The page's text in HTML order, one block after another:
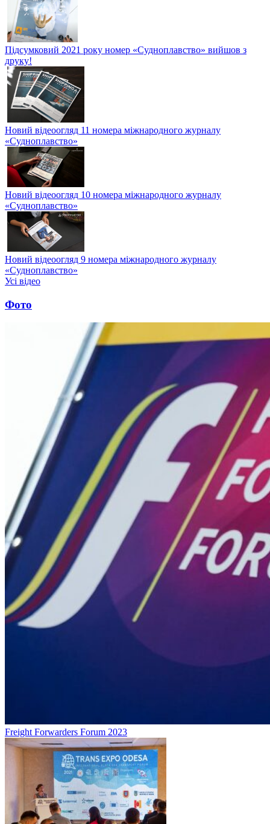
Підсумковий 2021 року номер «Судноплавство» вийшов з
друку!
Новий відеоогляд 11 номера міжнародного журналу
«Судноплавство»
Новий відеоогляд 10 номера міжнародного журналу
«Судноплавство»
Новий відеоогляд 9 номера міжнародного журналу
«Судноплавство»
Усі відео
Фото
Freight Forwarders Forum 2023